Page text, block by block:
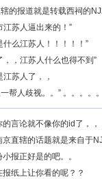
的报道就是转载西祠的
江苏人逼出来的！”
什么江苏人！！！！！”
，，江苏人什么也得不到”
苏人了，，
帮人歧视。。” 。。。。。
言论就不像你的id了，，
直辖的话题就是来自于
报正好是的吧。。
纸上让你看的呢？？